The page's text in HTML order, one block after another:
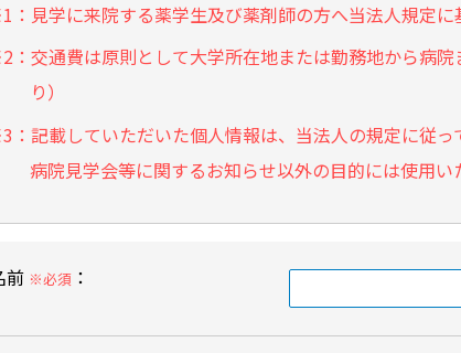
：見学に来院する薬学生及び薬剤師の方へ当法人規定に
：交通費は原則として大学所在地または勤務地から病
り）
：記載していただいた個人情報は、当法人の規定に従
病院見学会等に関するお知らせ以外の目的には使用い
前 ※必須 ：